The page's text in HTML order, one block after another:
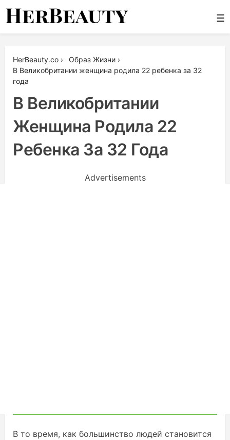
Skip
☰
HerBeauty.co › Образ Жизни ›
В Великобритании женщина родила 22 ребенка за 32
года
В Великобритании
Женщина Родила 22
Ребенка За 32 Года
Advertisements
В то время, как большинство людей становится